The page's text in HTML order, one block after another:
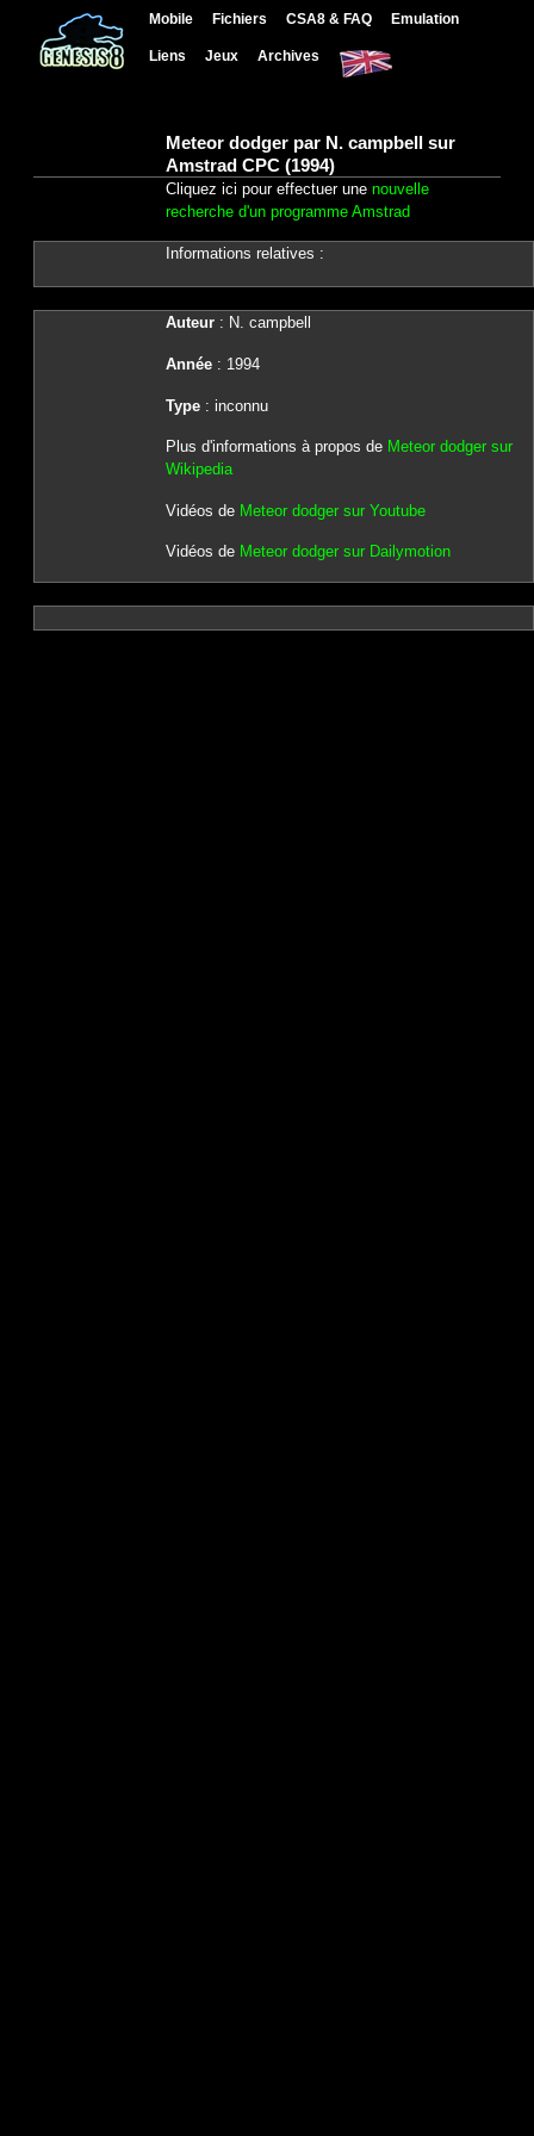
Mobile Fichiers CSA8 & FAQ Emulation
Liens Jeux Archives
Meteor dodger par N. campbell sur
Amstrad CPC (1994)
Cliquez ici pour effectuer une nouvelle
recherche d'un programme Amstrad
Informations relatives :
Auteur: N. campbell
Année: 1994
Type: inconnu
Plus d'informations à propos de Meteor dodger sur
Wikipedia
Vidéos de Meteor dodger sur Youtube
Vidéos de Meteor dodger sur Dailymotion